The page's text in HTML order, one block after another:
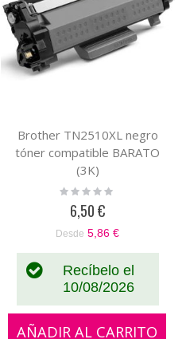
Brother TN2510XL negro
tóner compatible BARATO
(3K)
Rating:
6,50 €
Desde 5,86 €
Recíbelo el
10/08/2026
AÑADIR AL CARRITO